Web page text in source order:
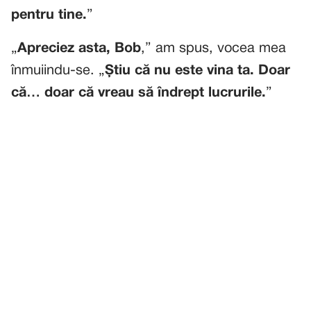
pentru tine.”
„Apreciez asta, Bob,” am spus, vocea mea
înmuiindu-se. „Știu că nu este vina ta. Doar
că… doar că vreau să îndrept lucrurile.”